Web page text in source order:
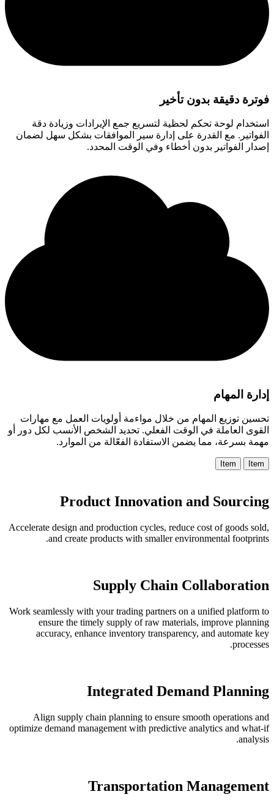
فوترة دقيقة بدون تأخير
استخدام لوحة تحكم لحظية لتسريع جمع الإيرادات وزيادة دقة
الفواتير. مع القدرة على إدارة سير الموافقات بشكل سهل لضمان
إصدار الفواتير بدون أخطاء وفي الوقت المحدد.
إدارة المهام
تحسين توزيع المهام من خلال مواءمة أولويات العمل مع مهارات
القوى العاملة في الوقت الفعلي. تحديد الشخص الأنسب لكل دور أو
مهمة بسرعة، مما يضمن الاستفادة الفعّالة من الموارد.
Item
Item
Product Innovation and Sourcing
Accelerate design and production cycles, reduce cost of goods sold,
and create products with smaller environmental footprints.
Supply Chain Collaboration
Work seamlessly with your trading partners on a unified platform to
ensure the timely supply of raw materials, improve planning
accuracy, enhance inventory transparency, and automate key
processes.
Integrated Demand Planning
Align supply chain planning to ensure smooth operations and
optimize demand management with predictive analytics and what-if
analysis.
Transportation Management